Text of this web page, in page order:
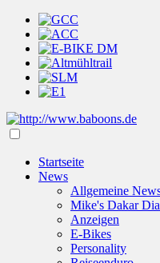
Startseite
News
Allgemeine
Mike's Dakar
Anzeigen
E-Bikes
Personality